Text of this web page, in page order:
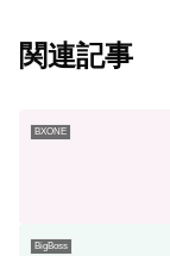
関連記事
BXONE
BigBoss